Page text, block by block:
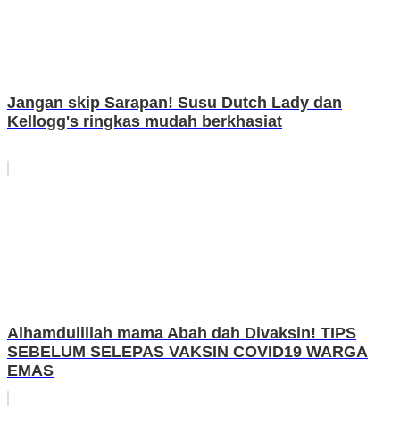
Jangan skip Sarapan! Susu Dutch Lady dan
Kellogg's ringkas mudah berkhasiat
Alhamdulillah mama Abah dah Divaksin! TIPS
SEBELUM SELEPAS VAKSIN COVID19 WARGA
EMAS